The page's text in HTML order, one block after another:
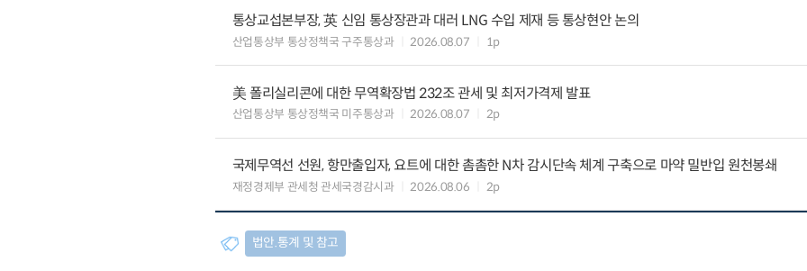
통상교섭본부장, 英 신임 통상장관과 대러 LNG 수입 제재 등 통상현안 논의
산업통상부 통상정책국 구주통상과 2026.08.07 1p
美 폴리실리콘에 대한 무역확장법 232조 관세 및 최저가격제 발표
산업통상부 통상정책국 미주통상과 2026.08.07 2p
국제무역선 선원, 항만출입자, 요트에 대한 촘촘한 N차 감시단속 체계 구축으로 마약 밀반입 원천봉쇄
재정경제부 관세청 관세국경감시과 2026.08.06 2p
법안.통계 및 참고